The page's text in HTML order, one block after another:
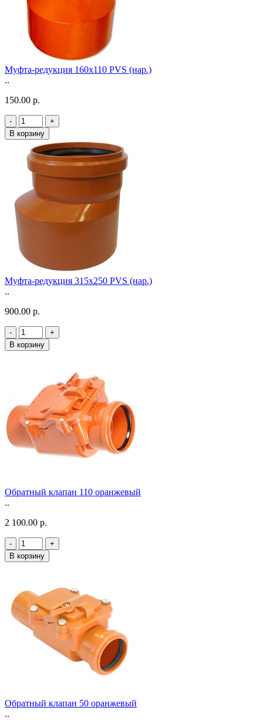
Муфта-редукция 160х110 PVS (нар.)
..
150.00 р.
-
+
В корзину
Муфта-редукция 315х250 PVS (нар.)
..
900.00 р.
-
+
В корзину
Обратный клапан 110 оранжевый
..
2 100.00 р.
-
+
В корзину
Обратный клапан 50 оранжевый
..